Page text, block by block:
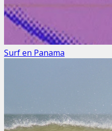
Surf en Panama